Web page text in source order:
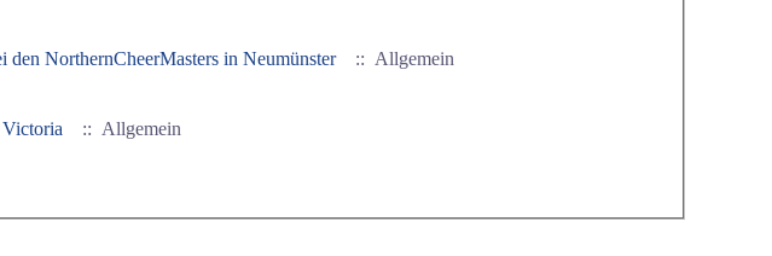
NorthernCheerMasters in Neumünster :: Allgemein
Victoria :: Allgemein